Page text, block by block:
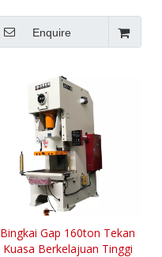
Enquire
Bingkai Gap 160ton Tekan
Kuasa Berkelajuan Tinggi